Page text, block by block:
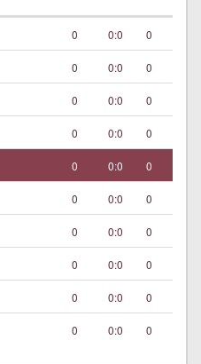
0 0:0 0
0 0:0 0
0 0:0 0
0 0:0 0
0 0:0 0
0 0:0 0
0 0:0 0
0 0:0 0
0 0:0 0
0 0:0 0